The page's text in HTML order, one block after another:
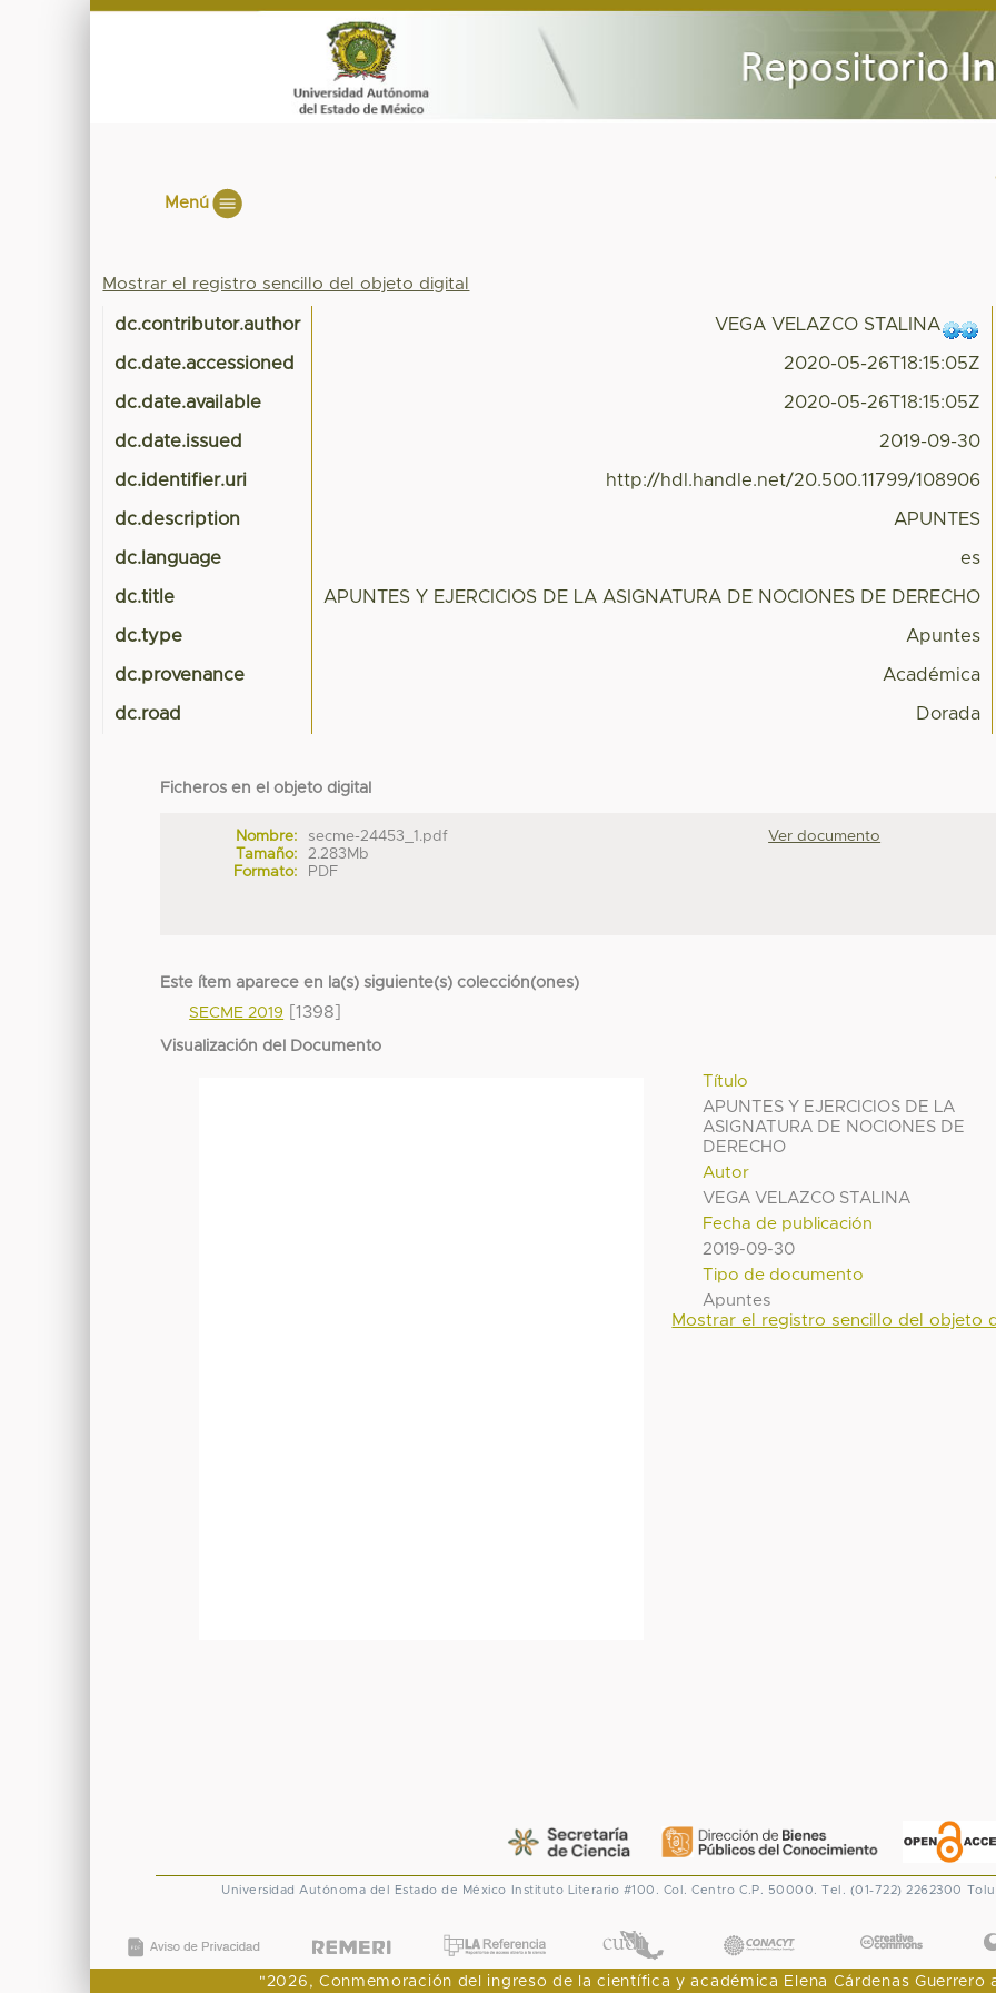
Menú
Mostrar el registro sencillo del objeto digital
dc.contributor.author VEGA VELAZCO STALINA
dc.date.accessioned 2020-05-26T18:15:05Z
dc.date.available 2020-05-26T18:15:05Z
dc.date.issued 2019-09-30
dc.identifier.uri http://hdl.handle.net/20.500.11799/108906
dc.description APUNTES
dc.language es
dc.title APUNTES Y EJERCICIOS DE LA ASIGNATURA DE NOCIONES DE DERECHO
dc.type Apuntes
dc.provenance Académica
dc.road Dorada
Ficheros en el objeto digital
Nombre:
secme-24453_1.pdf
Tamaño:
2.283Mb
Formato:
PDF
Ver documento
Este ítem aparece en la(s) siguiente(s) colección(ones)
SECME 2019
[1398]
Visualización del Documento
Título
APUNTES Y EJERCICIOS DE LA
ASIGNATURA DE NOCIONES DE
DERECHO
Autor
VEGA VELAZCO STALINA
Fecha de publicación
2019-09-30
Tipo de documento
Apuntes
Mostrar el registro sencillo del objeto
Universidad Autónoma del Estado de México Instituto Literario #100. Col. Centro C.P. 50000. Tel. (01-722) 2262300
"2026, Conmemoración del ingreso de la científica y académica Elena Cárdenas